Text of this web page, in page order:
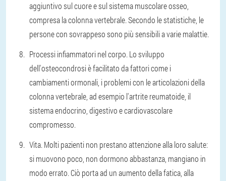
aggiuntivo sul cuore e sul sistema muscolare osseo,
compresa la colonna vertebrale. Secondo le statistiche, le
persone con sovrappeso sono più sensibili a varie malattie.
Processi infiammatori nel corpo. Lo sviluppo
dell'osteocondrosi è facilitato da fattori come i
cambiamenti ormonali, i problemi con le articolazioni della
colonna vertebrale, ad esempio l'artrite reumatoide, il
sistema endocrino, digestivo e cardiovascolare
compromesso.
Vita. Molti pazienti non prestano attenzione alla loro salute:
si muovono poco, non dormono abbastanza, mangiano in
modo errato. Ciò porta ad un aumento della fatica, alla